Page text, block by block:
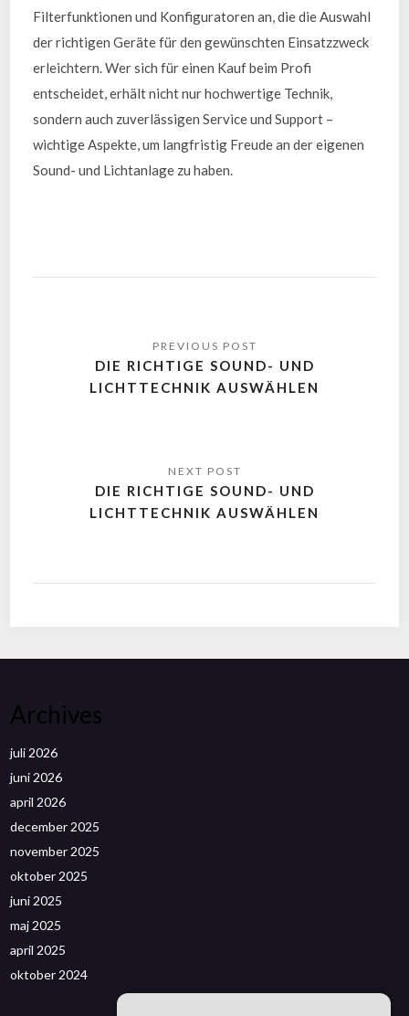
Filterfunktionen und Konfiguratoren an, die die Auswahl
der richtigen Geräte für den gewünschten Einsatzzweck
erleichtern. Wer sich für einen Kauf beim Profi
entscheidet, erhält nicht nur hochwertige Technik,
sondern auch zuverlässigen Service und Support –
wichtige Aspekte, um langfristig Freude an der eigenen
Sound- und Lichtanlage zu haben.
DIE RICHTIGE SOUND- UND
LICHTTECHNIK AUSWÄHLEN
DIE RICHTIGE SOUND- UND
LICHTTECHNIK AUSWÄHLEN
Archives
juli 2026
juni 2026
april 2026
december 2025
november 2025
oktober 2025
juni 2025
maj 2025
april 2025
oktober 2024